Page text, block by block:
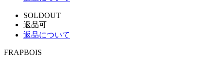
SOLDOUT
返品可
返品について
FRAPBOIS